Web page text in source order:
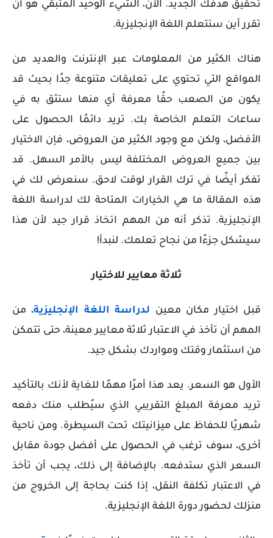
تحقيق هدفك الجديد. الآن، الشيء الوحيد المتبقي هو أن
تقرر أين ستتعلم اللغة الإنجليزية.
هناك الكثير من المعلومات عبر الإنترنت والعديد من
المواقع التي تحتوي على تعليقات متنوعة جدًا بحيث قد
يكون من الصعب حقًا معرفة أي منها ستثق به في
ساعات التعلم الخاصة بك. تريد دائمًا الحصول على
الأفضل، ولكن مع وجود الكثير من العروض، فإن الاختيار
بين جميع العروض المختلفة ليس بالأمر السهل. قد
تفكر أيضًا في ترك القرار لوقت لاحق. سنعرض لك في
هذه المقالة ما هي الخيارات المتاحة لك لدراسة اللغة
الإنجليزية. تذكر أنه من المهم اتخاذ قرار جيد لأن هذا
سيشكل جزءًا من نجاح تعلمك. لنبدأ!
ثلاثة معايير للاختيار
قبل اختيار مكان معين لدراسة اللغة الإنجليزية، من
المهم أن تأخذ في الاعتبار ثلاثة معايير معينة، حتى تتمكن
من استثمار وقتك ومواردك بشكل جيد.
الأول هو السعر. يعد هذا أمرًا مهمًا للغاية لأنك بالتأكيد
تريد معرفة المبلغ التقريبي الذي سيُطلب منك دفعه
شهريًا للحفاظ على ميزانيتك تحت السيطرة. ومن ناحية
أخرى، سوف ترغب في الحصول على أفضل جودة مقابل
السعر الذي ستدفعه. بالإضافة إلى ذلك، يجب أن تأخذ
في الاعتبار تكلفة النقل، إذا كنت بحاجة إلى الخروج من
منزلك لحضور دورة اللغة الإنجليزية.